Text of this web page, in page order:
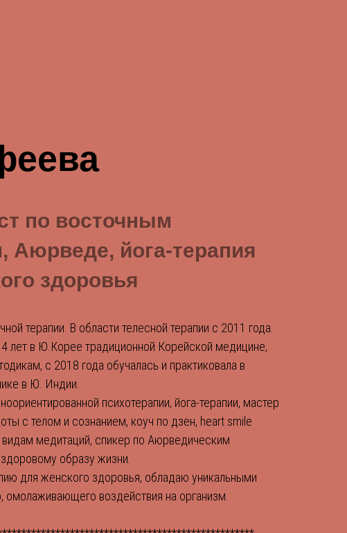
по восточным
Аюрведе, йога-терапия
здоровья
терапии. В области телесной терапии с 2011 года.
4 лет в Ю.Корее традиционной Корейской медицине,
с 2018 года обучалась и практиковала в
в Ю. Индии.
психотерапии, йога-терапии, мастер
с телом и сознанием, коуч по дзен, heart smile
медитаций, спикер по Аюрведическим
образу жизни.
для женского здоровья, обладаю уникальными
омолаживающего воздействия на организм.